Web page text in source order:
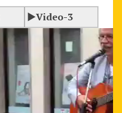
►Video-3